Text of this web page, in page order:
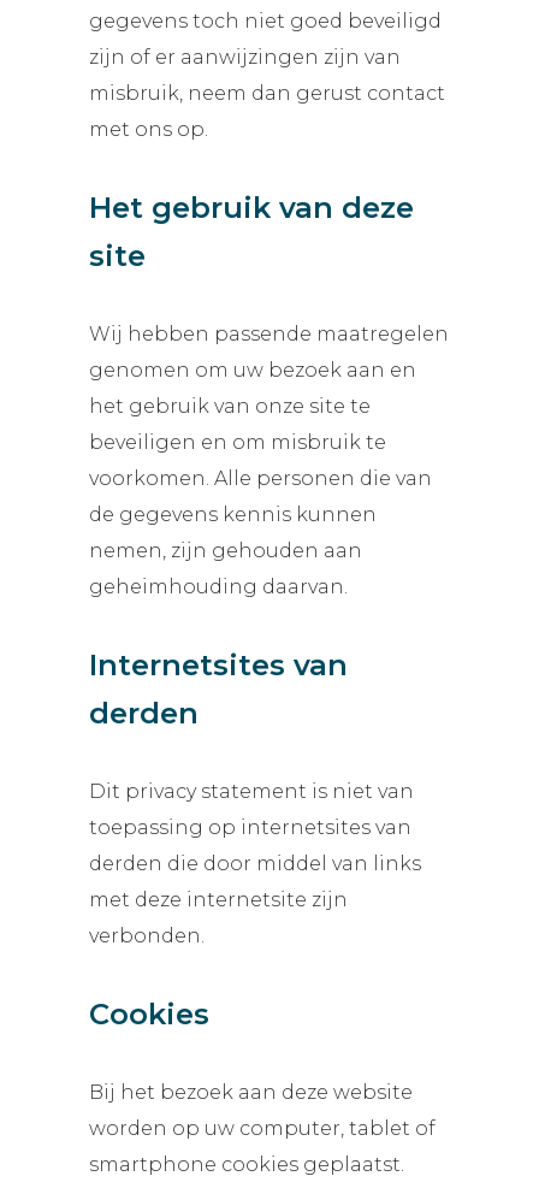
gegevens toch niet goed beveiligd
zijn of er aanwijzingen zijn van
misbruik, neem dan gerust contact
met ons op.
Het gebruik van deze
site
Wij hebben passende maatregelen
genomen om uw bezoek aan en
het gebruik van onze site te
beveiligen en om misbruik te
voorkomen. Alle personen die van
de gegevens kennis kunnen
nemen, zijn gehouden aan
geheimhouding daarvan.
Internetsites van
derden
Dit privacy statement is niet van
toepassing op internetsites van
derden die door middel van links
met deze internetsite zijn
verbonden.
Cookies
Bij het bezoek aan deze website
worden op uw computer, tablet of
smartphone cookies geplaatst.